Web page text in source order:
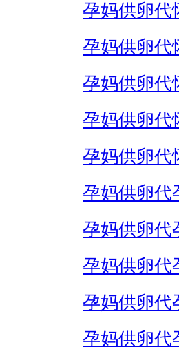
孕妈供卵代
孕妈供卵代
孕妈供卵代
孕妈供卵代
孕妈供卵代
孕妈供卵代
孕妈供卵代
孕妈供卵代
孕妈供卵代
孕妈供卵代